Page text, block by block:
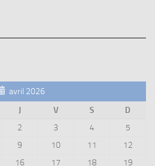
avril 2026
J V S
D
2 3 4
5
9 10 11
12
16 17 18
19